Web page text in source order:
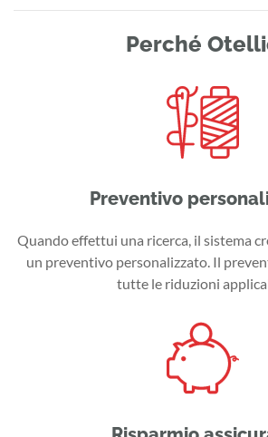
Perché
Preventivo
Quando effettui una ricerca, il sistema
un preventivo personalizzato. Il
tutte le riduzioni